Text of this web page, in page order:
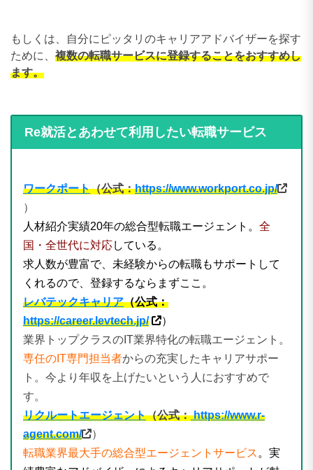
もしくは、自分にピッタリのキャリアアドバイザーを探す
ために、 複数の転職サービスに登録することをおすすめし
ます。
Re就活とあわせて利用したい転職サービス
ワークポート（公式：https://www.workport.co.jp/
）
人材紹介実績20年の総合型転職エージェント。 全
国・全世代に対応している。
求人数が豊富で、未経験からの転職もサポートして
くれるので、登録するならまずここ。
レバテックキャリア（公式：
https://career.levtech.jp/
）
業界トップクラスのIT業界特化の転職エージェント。
専任のIT専門担当者からの充実したキャリアサポー
ト。今より年収を上げたいという人におすすめで
す。
リクルートエージェント（公式：https://www.r-
agent.com/
）
転職業界最大手の総合型エージェントサービス 。実